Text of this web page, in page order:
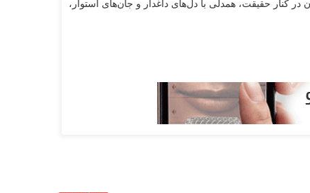
کنار حقیقت، همدلی با دل‌های داغدار و جان‌های استوار،